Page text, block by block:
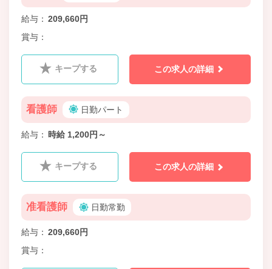
給与
209,660円
賞与
キープする この求人の詳細
看護師 日勤パート
給与 時給 1,200円～
キープする この求人の詳細
准看護師 日勤常勤
給与
209,660円
賞与